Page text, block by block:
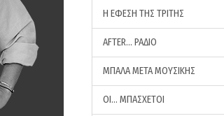
Η ΕΦΕΣΗ ΤΗΣ ΤΡΙΤΗΣ
AFTER… ΡΑΔΙΟ
ΜΠΑΛΑ ΜΕΤΑ ΜΟΥΣΙΚΗΣ
ΟΙ… ΜΠΑΣΧΕΤΟΙ